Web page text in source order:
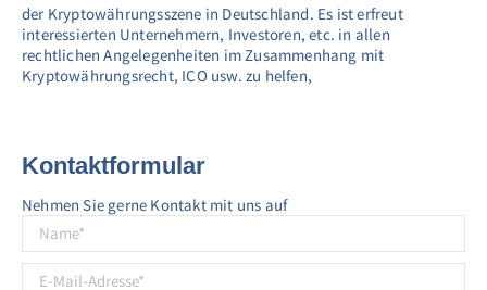
der Kryptowährungsszene in Deutschland. Es ist erfreut
interessierten Unternehmern, Investoren, etc. in allen
rechtlichen Angelegenheiten im Zusammenhang mit
Kryptowährungsrecht, ICO usw. zu helfen,
Kontaktformular
Nehmen Sie gerne Kontakt mit uns auf